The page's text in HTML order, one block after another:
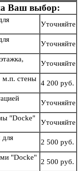
Ваш выбор:
Уточняйте
Уточняйте
Уточняйте
м.п. стены
4 200 руб.
Уточняйте
"Docke"
Уточняйте
для
2 500 руб.
"Docke"
2 500 руб.